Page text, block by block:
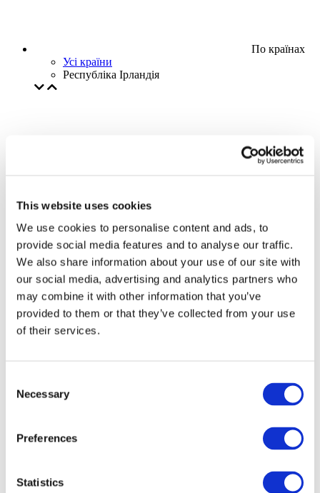
This website uses cookies
We use cookies to personalise content and ads, to
provide social media features and to analyse our traffic.
We also share information about your use of our site with
our social media, advertising and analytics partners who
may combine it with other information that you’ve
provided to them or that they’ve collected from your use
of their services.
Selection
Necessary
Preferences
Statistics
По країнах
Усі країни
Республіка Ірландія
Заходи